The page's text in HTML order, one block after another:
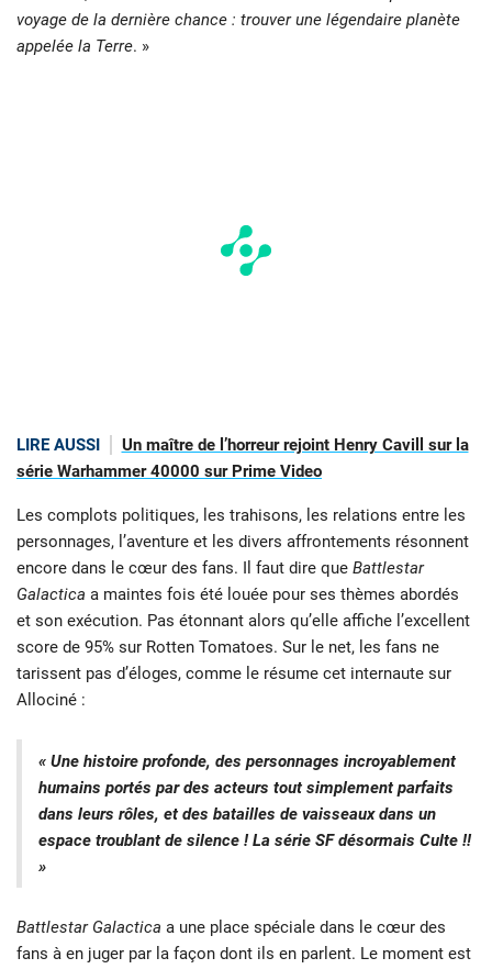
voyage de la dernière chance : trouver une légendaire planète
appelée la Terre. »
LIRE AUSSI
Un maître de l’horreur rejoint Henry Cavill sur la
série Warhammer 40000 sur Prime Video
Les complots politiques, les trahisons, les relations entre les
personnages, l’aventure et les divers affrontements résonnent
encore dans le cœur des fans. Il faut dire que Battlestar
Galactica a maintes fois été louée pour ses thèmes abordés
et son exécution. Pas étonnant alors qu’elle affiche l’excellent
score de 95% sur Rotten Tomatoes. Sur le net, les fans ne
tarissent pas d’éloges, comme le résume cet internaute sur
Allociné :
« Une histoire profonde, des personnages incroyablement
humains portés par des acteurs tout simplement parfaits
dans leurs rôles, et des batailles de vaisseaux dans un
espace troublant de silence ! La série SF désormais Culte !!
»
Battlestar Galactica a une place spéciale dans le cœur des
fans à en juger par la façon dont ils en parlent. Le moment est